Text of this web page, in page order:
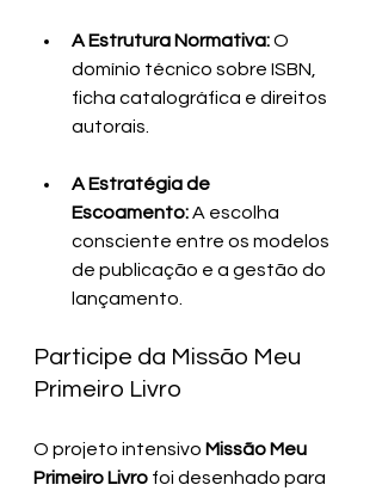
A Estrutura Normativa: O
domínio técnico sobre ISBN,
ficha catalográfica e direitos
autorais.
A Estratégia de
Escoamento: A escolha
consciente entre os modelos
de publicação e a gestão do
lançamento.
Participe da Missão Meu
Primeiro Livro
O projeto intensivo Missão Meu
Primeiro Livro foi desenhado para